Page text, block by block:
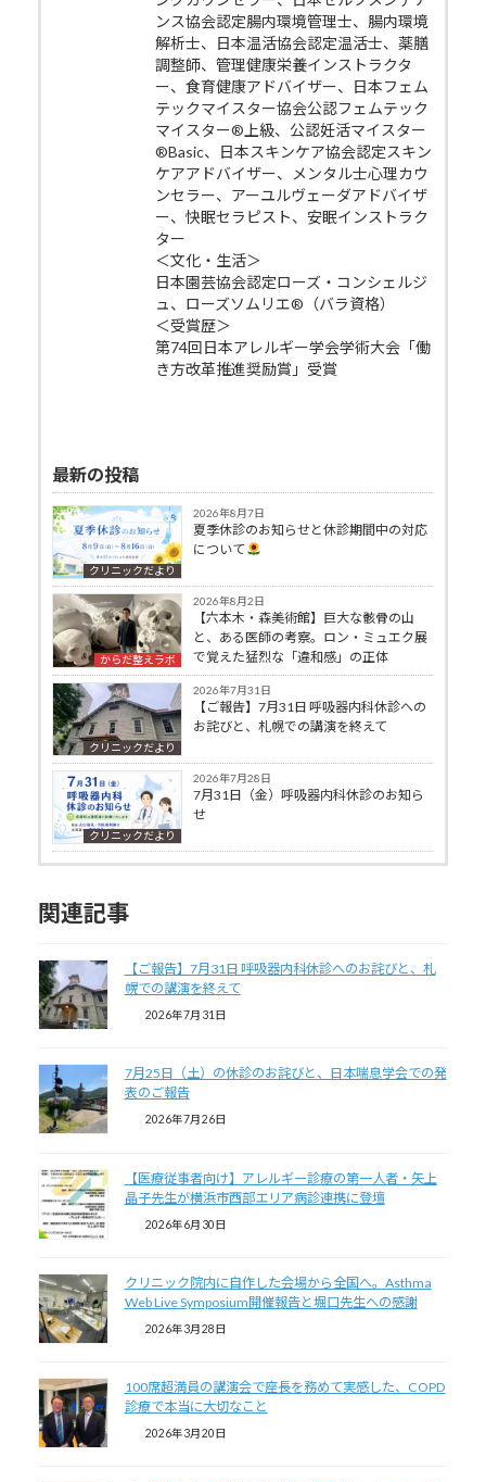
ンス協会認定腸内環境管理士、腸内環境
解析士、日本温活協会認定温活士、薬膳
調整師、管理健康栄養インストラクタ
ー、食育健康アドバイザー、日本フェム
テックマイスター協会公認フェムテック
マイスター®上級、公認妊活マイスター
®Basic、日本スキンケア協会認定スキン
ケアアドバイザー、メンタル士心理カウ
ンセラー、アーユルヴェーダアドバイザ
ー、快眠セラピスト、安眠インストラク
ター
＜文化・生活＞
日本園芸協会認定ローズ・コンシェルジ
ュ、ローズソムリエ®（バラ資格）
＜受賞歴＞
第74回日本アレルギー学会学術大会「働
き方改革推進奨励賞」受賞
最新の投稿
クリニックだより
2026年8月7日
夏季休診のお知らせと休診期間中の対応
について
からだ整えラボ
2026年8月2日
【六本木・森美術館】巨大な骸骨の山
と、ある医師の考察。ロン・ミュエク展
で覚えた猛烈な「違和感」の正体
クリニックだより
2026年7月31日
【ご報告】7月31日 呼吸器内科休診への
お詫びと、札幌での講演を終えて
クリニックだより
2026年7月28日
7月31日（金）呼吸器内科休診のお知ら
せ
関連記事
【ご報告】7月31日 呼吸器内科休診へのお詫びと、札
幌での講演を終えて
2026年7月31日
7月25日（土）の休診のお詫びと、日本喘息学会での発
表のご報告
2026年7月26日
【医療従事者向け】アレルギー診療の第一人者・矢上
晶子先生が横浜市西部エリア病診連携に登壇
2026年6月30日
クリニック院内に自作した会場から全国へ。Asthma
Web Live Symposium開催報告と堀口先生への感謝
2026年3月28日
100席超満員の講演会で座長を務めて実感した、COPD
診療で本当に大切なこと
2026年3月20日